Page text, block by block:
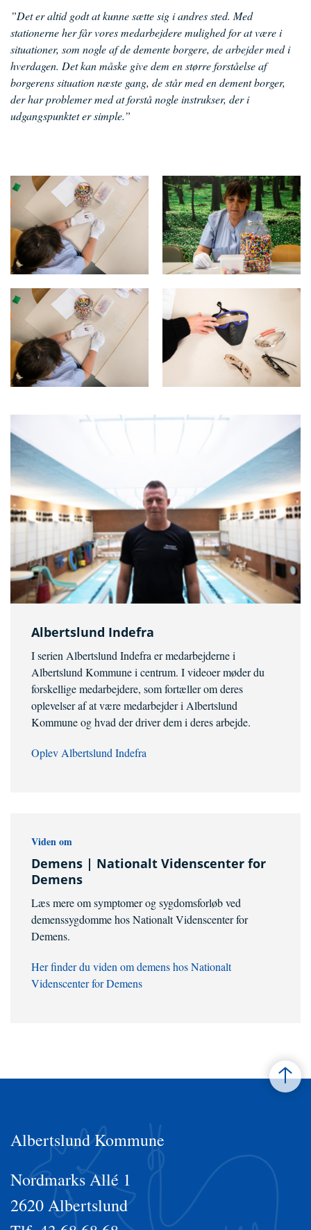
”Det er altid godt at kunne sætte sig i andres sted. Med
stationerne her får vores medarbejdere mulighed for at være i
situationer, som nogle af de demente borgere, de arbejder med i
hverdagen. Det kan måske give dem en større forståelse af
borgerens situation næste gang, de står med en dement borger,
der har problemer med at forstå nogle instrukser, der i
udgangspunktet er simple.”
Albertslund Indefra
I serien Albertslund Indefra er medarbejderne i
Albertslund Kommune i centrum. I videoer møder du
forskellige medarbejdere, som fortæller om deres
oplevelser af at være medarbejder i Albertslund
Kommune og hvad der driver dem i deres arbejde.
Oplev Albertslund Indefra
Viden om
Demens | Nationalt Videnscenter for
Demens
Læs mere om symptomer og sygdomsforløb ved
demenssygdomme hos Nationalt Videnscenter for
Demens.
Her finder du viden om demens hos Nationalt
Videnscenter for Demens
Albertslund Kommune
Nordmarks Allé 1
2620 Albertslund